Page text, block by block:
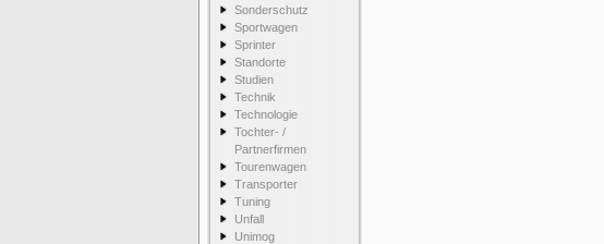
Sonderschutz
Sportwagen
Sprinter
Standorte
Studien
Technik
Technologie
Tochter- /
Partnerfirmen
Tourenwagen
Transporter
Tuning
Unfall
Unimog